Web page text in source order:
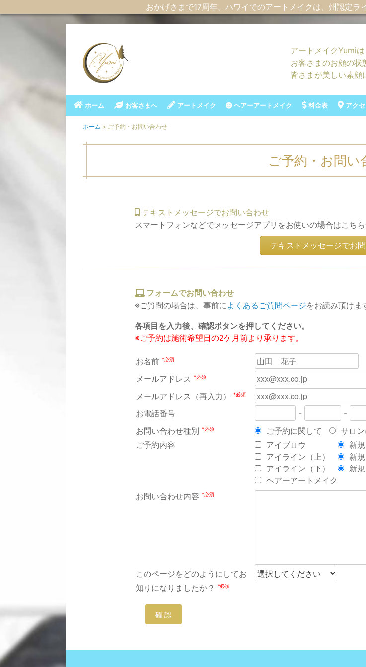
おかげさまで17周年。 ハワイでのアートメイクは、 州認定ラ
アートメイクYumi
お客さまのお顔の状
皆さまが美しい素顔
ホーム お客さまへ アートメイク ヘアーアートメイク 料金表 アク
ホーム > ご予約・お問い合わせ
ご予約・お問い
テキストメッセージでお問い合わせ
スマートフォンなどでメッセージアプリをお使いの場合はこち
テキストメッセージでお
フォームでお問い合わせ
※ご質問の場合は、事前によくあるご質問ページをお読み頂けま
各項目を入力後、確認ボタンを押してください。
※ご予約は施術希望日の2ケ月前より承ります。
お名前 *必須
メールアドレス *必須
メールアドレス（再入力） *必須
お電話番号 -
-
お問い合わせ種別 *必須 ご予約に関して サロ
ご予約内容
アイブロウ 新規
アイライン（上）
新規
アイライン（下）
新規
ヘアーアートメイク
お問い合わせ内容 *必須
このページをどのようにしてお
知りになりましたか？
*必須